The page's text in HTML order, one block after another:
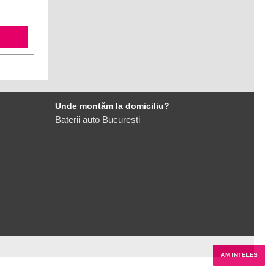
AM INTELES
Unde montăm la domiciliu?
Baterii auto București